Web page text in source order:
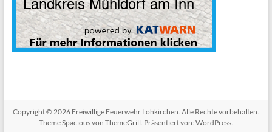
Copyright © 2026 Freiwillige Feuerwehr Lohkirchen . Alle Rechte vorbehalten.
ThemeSpaciousvon ThemeGrill. Präsentiert von: WordPress.